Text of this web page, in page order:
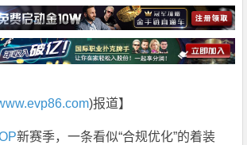
)报道】
新赛季，一条看似“合规优化”的着装